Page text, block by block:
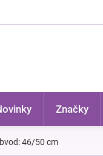
Značky
46/50 cm